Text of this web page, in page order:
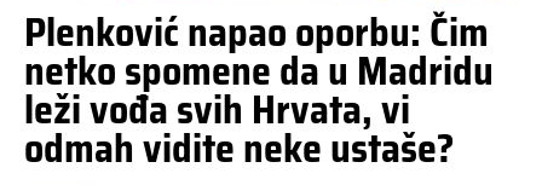
Plenković napao oporbu: Čim
netko spomene da u Madridu
leži vođa svih Hrvata, vi
odmah vidite neke ustaše?